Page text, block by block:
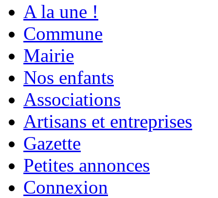
A la une !
Commune
Mairie
Nos enfants
Associations
Artisans et entreprises
Gazette
Petites annonces
Connexion